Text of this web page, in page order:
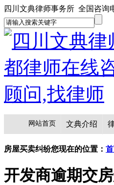
四川文典律师事务所 全国咨询
网站首页 文典介绍
房屋买卖纠纷您现在的位置：
开发商逾期交